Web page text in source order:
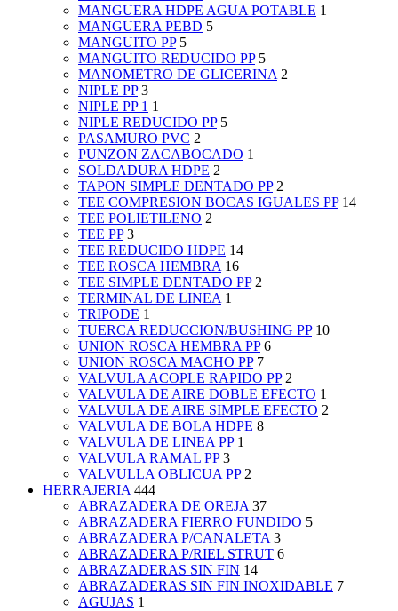
MANGUERA HDPE AGUA POTABLE 1
MANGUERA PEBD 5
MANGUITO PP 5
MANGUITO REDUCIDO PP 5
MANOMETRO DE GLICERINA 2
NIPLE PP 3
NIPLE PP 1 1
NIPLE REDUCIDO PP 5
PASAMURO PVC 2
PUNZON ZACABOCADO 1
SOLDADURA HDPE 2
TAPON SIMPLE DENTADO PP 2
TEE COMPRESION BOCAS IGUALES PP 14
TEE POLIETILENO 2
TEE PP 3
TEE REDUCIDO HDPE 14
TEE ROSCA HEMBRA 16
TEE SIMPLE DENTADO PP 2
TERMINAL DE LINEA 1
TRIPODE 1
TUERCA REDUCCION/BUSHING PP 10
UNION ROSCA HEMBRA PP 6
UNION ROSCA MACHO PP 7
VALVULA ACOPLE RAPIDO PP 2
VALVULA DE AIRE DOBLE EFECTO 1
VALVULA DE AIRE SIMPLE EFECTO 2
VALVULA DE BOLA HDPE 8
VALVULA DE LINEA PP 1
VALVULA RAMAL PP 3
VALVULLA OBLICUA PP 2
HERRAJERIA 444
ABRAZADERA DE OREJA 37
ABRAZADERA FIERRO FUNDIDO 5
ABRAZADERA P/CANALETA 3
ABRAZADERA P/RIEL STRUT 6
ABRAZADERAS SIN FIN 14
ABRAZADERAS SIN FIN INOXIDABLE 7
AGUJAS 1